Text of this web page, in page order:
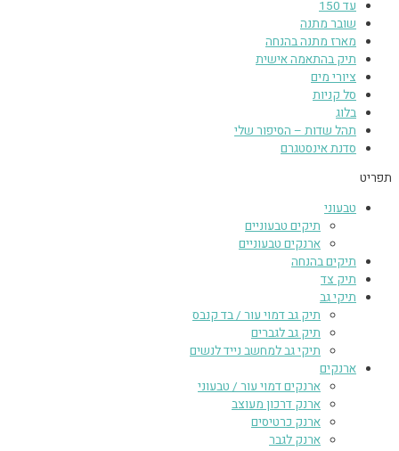
עד 150
שובר מתנה
מארז מתנה בהנחה
תיק בהתאמה אישית
ציורי מים
סל קניות
בלוג
תהל שדות – הסיפור שלי
סדנת אינסטגרם
תפריט
טבעוני
תיקים טבעוניים
ארנקים טבעוניים
תיקים בהנחה
תיק צד
תיקי גב
תיק גב דמוי עור / בד קנבס
תיק גב לגברים
תיקי גב למחשב נייד לנשים
ארנקים
ארנקים דמוי עור / טבעוני
ארנק דרכון מעוצב
ארנק כרטיסים
ארנק לגבר